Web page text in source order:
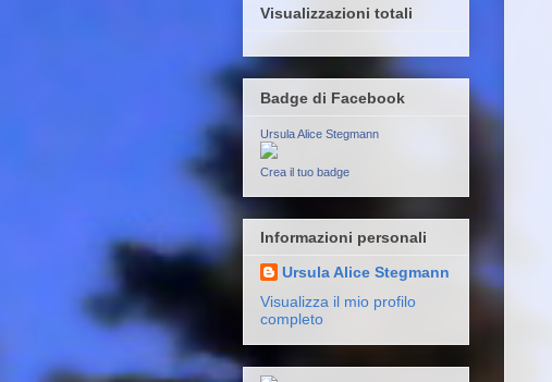
Visualizzazioni totali
Badge di Facebook
Ursula Alice Stegmann
Crea il tuo badge
Informazioni personali
Ursula Alice Stegmann
Visualizza il mio profilo
completo